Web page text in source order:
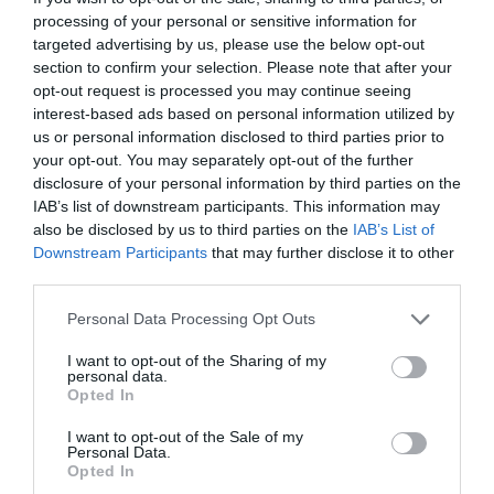
processing of your personal or sensitive information for
targeted advertising by us, please use the below opt-out
section to confirm your selection. Please note that after your
opt-out request is processed you may continue seeing
interest-based ads based on personal information utilized by
us or personal information disclosed to third parties prior to
your opt-out. You may separately opt-out of the further
disclosure of your personal information by third parties on the
IAB’s list of downstream participants. This information may
also be disclosed by us to third parties on the IAB’s List of
Downstream Participants that may further disclose it to other
Please note that this website/app uses one or more Google
not limited to your visit or usage behaviour. You may click to
grant or deny consent to Google and its third-party tags to
use your data for below specified purposes in below Google
consent section.
Personal Data Processing Opt Outs
I want to opt-out of the Sharing of my
personal data.
Opted In
I want to opt-out of the Sale of my
Personal Data.
Opted In
A levél állítása szerint a pedagógusok az
érettségi időszakban nem kapnak felügyeleti
díjat, túlóráikat pedig nem fizetik ki. Egy olyan
esetről is beszámoltak, amikor a szalagavató
előkészületei miatt díszítő tanárokat az
igazgatóhelyettes visszarendelte tanítani, majd
állítólag e-mailben azzal fenyegették meg őket,
A levél szerint a diákokat érintően is
felmerültek aggályos gyakorlatok. Az állítás
alapján bizonyos fegyelmi ügyeknél olyan
lehetőség került felajánlásra a büntetés
elkerülésére, hogy a tanuló elveszítette havi